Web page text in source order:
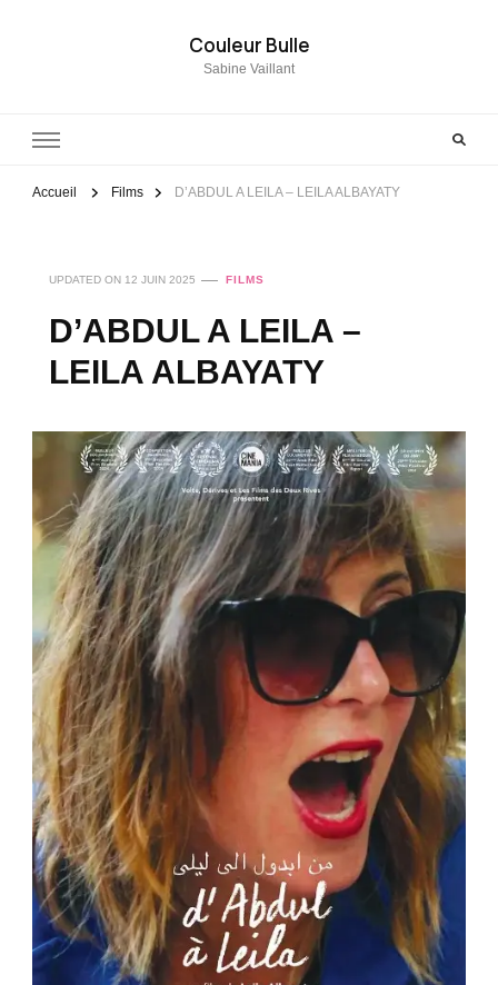
Couleur Bulle
Sabine Vaillant
Accueil Films D’ABDUL A LEILA – LEILA ALBAYATY
UPDATED ON 12 JUIN 2025 FILMS
D’ABDUL A LEILA –
LEILA ALBAYATY